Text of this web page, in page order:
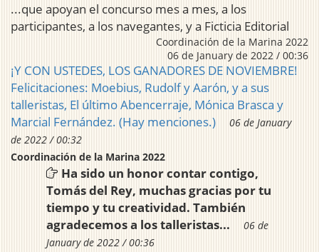
...que apoyan el concurso mes a mes, a los
participantes, a los navegantes, y a Ficticia Editorial
Coordinación de la Marina 2022
06 de January de 2022 / 00:36
¡Y CON USTEDES, LOS GANADORES DE NOVIEMBRE!
Felicitaciones: Moebius, Rudolf y Aarón, y a sus
talleristas, El último Abencerraje, Mónica Brasca y
Marcial Fernández. (Hay menciones.)
06 de January
de 2022 / 00:32
Coordinación de la Marina 2022
Ha sido un honor contar contigo,
Tomás del Rey, muchas gracias por tu
tiempo y tu creatividad. También
agradecemos a los talleristas...
06 de
January de 2022 / 00:36